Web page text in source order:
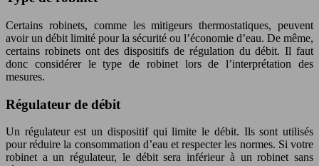
Certains robinets, comme les mitigeurs thermostatiques, peuvent
avoir un débit limité pour la sécurité ou l’économie d’eau. De même,
certains robinets ont des dispositifs de régulation du débit. Il faut
donc considérer le type de robinet lors de l’interprétation des
mesures.
Régulateur de débit
Un régulateur est un dispositif qui limite le débit. Ils sont utilisés
pour réduire la consommation d’eau et respecter les normes. Si votre
robinet a un régulateur, le débit sera inférieur à un robinet sans